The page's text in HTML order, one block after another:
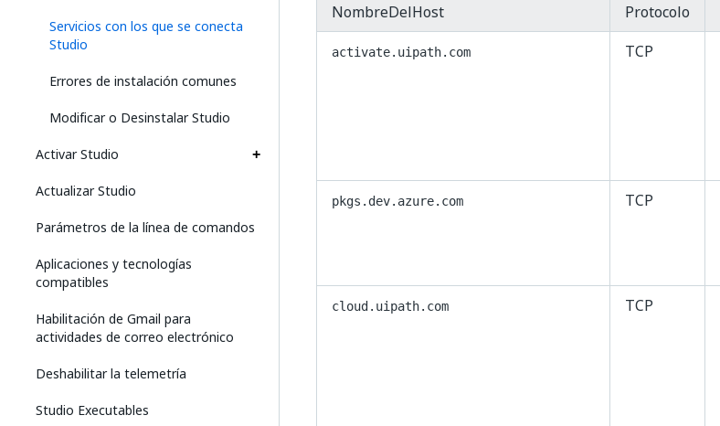
Servicios con los que se conecta
Studio
Errores de instalación comunes
Modificar o Desinstalar Studio
Activar Studio
Actualizar Studio
Parámetros de la línea de comandos
Aplicaciones y tecnologías
compatibles
Habilitación de Gmail para
actividades de correo electrónico
Deshabilitar la telemetría
Studio Executables
NombreDelHost Protocolo
activate.uipath.com TCP
pkgs.dev.azure.com TCP
cloud.uipath.com TCP